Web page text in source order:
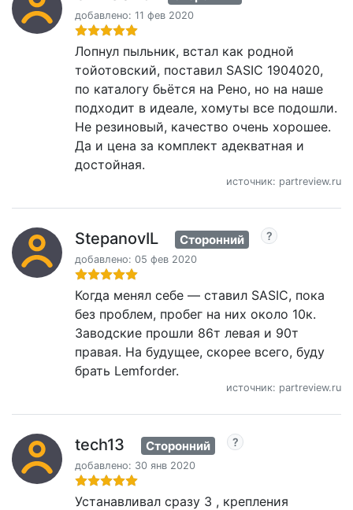
добавлено: 11 фев 2020
Лопнул пыльник, встал как родной
тойотовский, поставил SASIC 1904020,
по каталогу бьётся на Рено, но на наше
подходит в идеале, хомуты все подошли.
Не резиновый, качество очень хорошее.
Да и цена за комплект адекватная и
достойная.
источник: partreview.ru
StepanovIL Сторонний
добавлено: 05 фев 2020
Когда менял себе — ставил SASIC, пока
без проблем, пробег на них около 10к.
Заводские прошли 86т левая и 90т
правая. На будущее, скорее всего, буду
брать Lemforder.
источник: partreview.ru
tech13 Сторонний
добавлено: 30 янв 2020
Устанавливал сразу 3 , крепления